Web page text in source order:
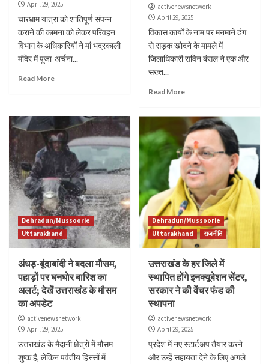
April 29, 2025
चारधाम यात्रा को शांतिपूर्ण संपन्न
कराने की कामना को लेकर परिवहन
विभाग के अधिकारियों ने मां भद्रकाली
मंदिर में पूजा-अर्चना...
Read More
activenewsnetwork
April 29, 2025
विकास कार्यों के नाम पर मनमाने ढंग
से सड़क खोदने के मामले में
जिलाधिकारी सविन बंसल ने एक और
सख्त...
Read More
Dehradun/Mussoorie
Uttarakhand
अंधड़-बूंदाबांदी ने बदला मौसम,
पहाड़ों पर घनघाेर बारिश का
अलर्ट; देखें उत्तराखंड के मौसम
का अपडेट
activenewsnetwork
April 29, 2025
उत्तराखंड के मैदानी क्षेत्रों में मौसम
शुष्क है, लेकिन पर्वतीय हिस्सों में
Dehradun/Mussoorie
Uttarakhand
राजनीति
उत्तराखंड के हर जिले में
स्थापित होंगे इनक्यूबेशन सेंटर,
सरकार ने की वेंचर फंड की
स्थापना
activenewsnetwork
April 29, 2025
प्रदेश में नए स्टार्टअप तैयार करने
और उन्हें सहायता देने के लिए अगले